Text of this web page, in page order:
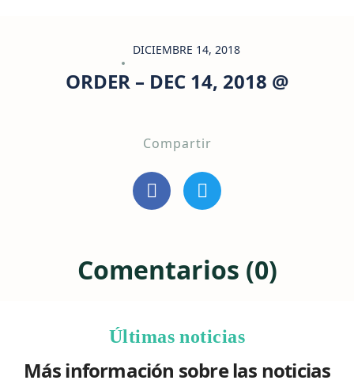
DICIEMBRE 14, 2018
ORDER – DEC 14, 2018 @
Compartir
Comentarios (0)
Últimas noticias
Más información sobre las noticias